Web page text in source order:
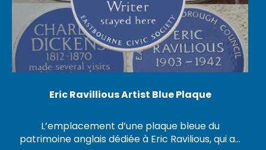
Eric Ravillious Artist Blue Plaque
L’emplacement d’une plaque bleue du
patrimoine anglais dédiée à Eric Ravilious, qui a…